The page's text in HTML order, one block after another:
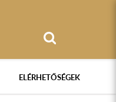
ELÉRHETŐSÉGEK